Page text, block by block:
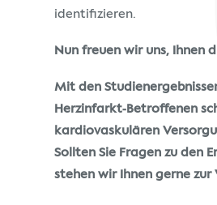
identifizieren.
Nun freuen wir uns, Ihnen
Mit den
Herzinfarkt-Betroffenen
kardiovaskulären
Sollten Sie Fragen zu den
stehen wir Ihnen gerne